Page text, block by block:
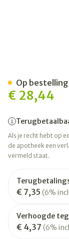
€ 28,44
Als je recht hebt op
de apotheek een
vermeld staat.
€ 7,35 (6%
Verhoogde
€ 4,37 (6%
Op bestelling